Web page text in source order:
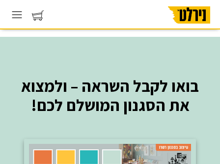
בואו לקבל השראה – ולמצוא
את הסגנון המושלם לכם!